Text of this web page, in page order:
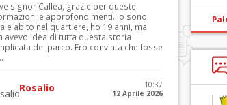
signor Callea, grazie per queste
e approfondimenti. Io sono
e abito nel quartiere, ho 19 anni, ma
avevo idea di tutta questa storia
del parco. Ero convinta che fosse
Rosalio
10:37
12 Aprile 2026